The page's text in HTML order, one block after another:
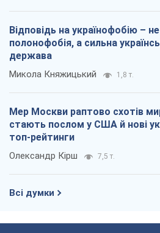
Відповідь на українофобію – не
полонофобія, а сильна
держава
Микола Княжицький 1,8 т.
Мер Москви раптово схотів
стають послом у США й нові
топ-рейтинги
Олександр Кірш 7,5 т.
Всі думки